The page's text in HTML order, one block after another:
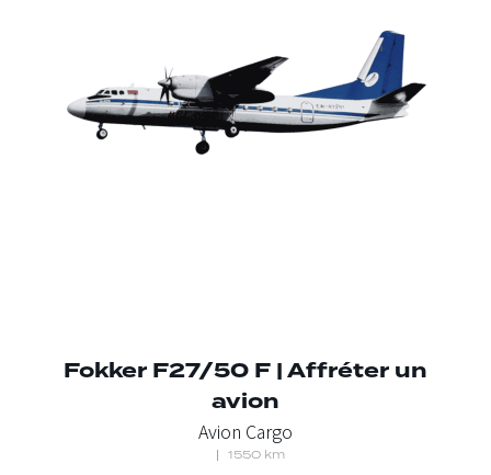
Fokker F27/50 F | Affréter un
avion
Avion Cargo
1550 km